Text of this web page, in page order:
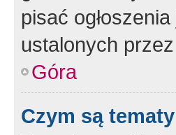
pisać
ustalonych
Góra
Czym są